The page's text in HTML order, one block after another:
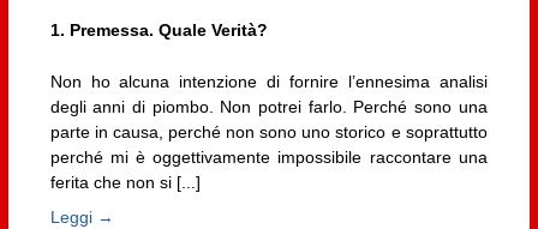
1. Premessa. Quale Verità?
Non ho alcuna intenzione di fornire l’ennesima analisi
degli anni di piombo. Non potrei farlo. Perché sono una
parte in causa, perché non sono uno storico e soprattutto
perché mi è oggettivamente impossibile raccontare una
ferita che non si [...]
Leggi →